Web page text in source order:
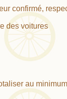
confirmé,
des voitures
au